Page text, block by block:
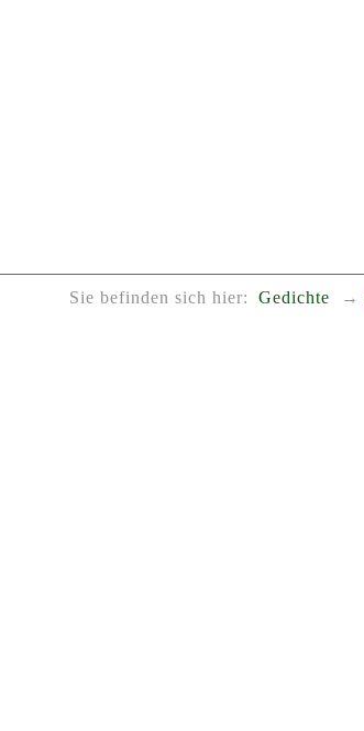
Sie befinden sich hier: Gedichte